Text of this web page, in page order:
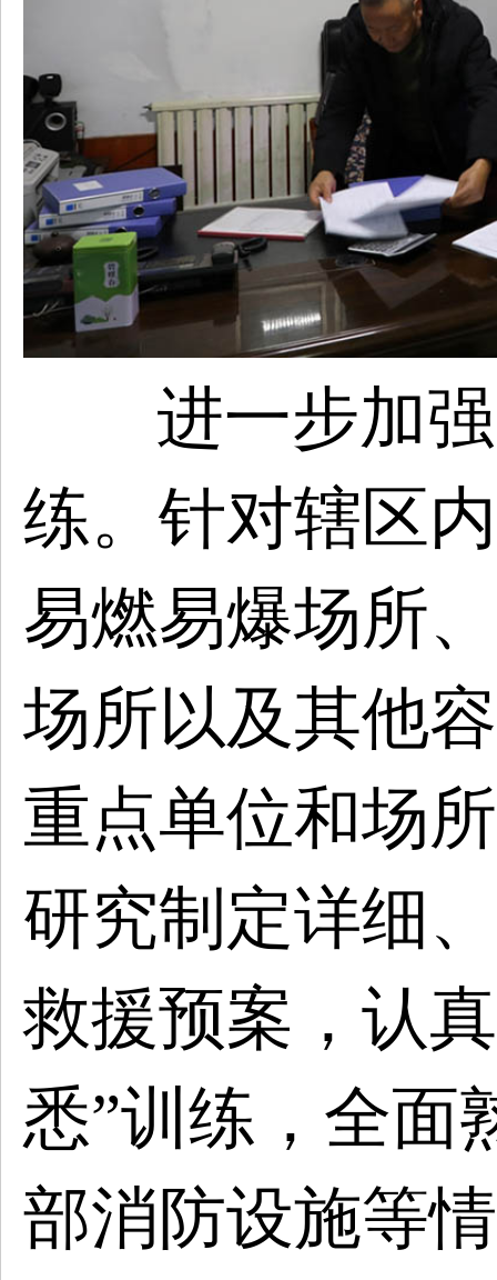
进一步加
练。针对辖区
易燃易爆场所
场所以及其他
重点单位和场
研究制定详细
救援预案，认
悉”训练，全面
部消防设施等